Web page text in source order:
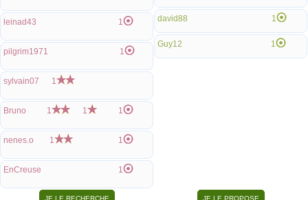
leinad43 1
pilgrim1971 1
sylvain07 1
Bruno 1 1 1
nenes.o 1 1
EnCreuse 1
david88 1
Guy12 1